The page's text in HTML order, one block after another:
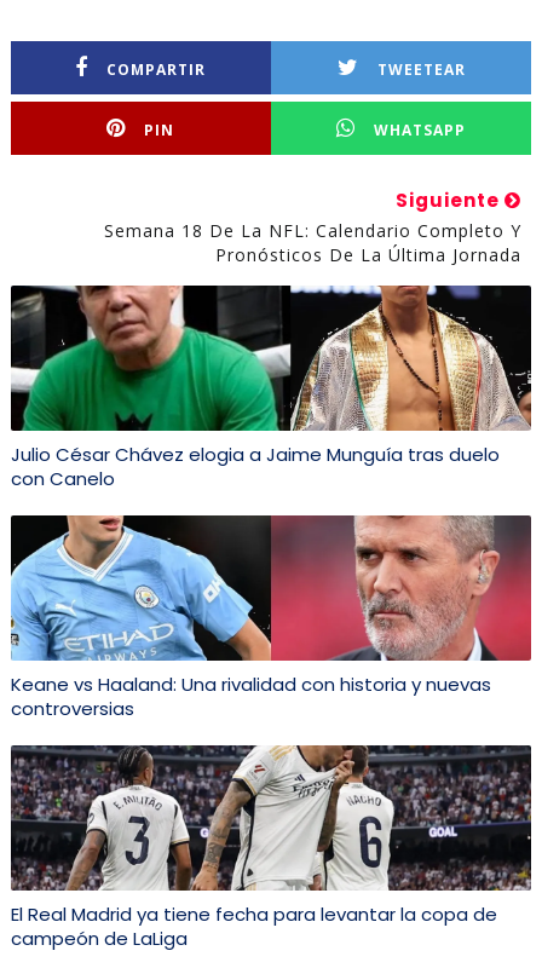
COMPARTIR TWEETEAR
PIN WHATSAPP
Siguiente
Semana 18 De La NFL: Calendario Completo Y
Pronósticos De La Última Jornada
Julio César Chávez elogia a Jaime Munguía tras duelo
con Canelo
Keane vs Haaland: Una rivalidad con historia y nuevas
controversias
El Real Madrid ya tiene fecha para levantar la copa de
campeón de LaLiga